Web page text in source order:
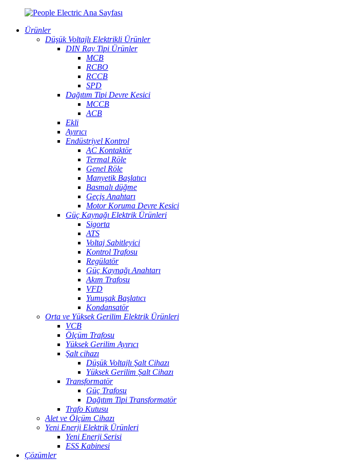
Ürünler
Düşük Voltajlı Elektrikli Ürünler
DIN Ray Tipi Ürünler
MCB
RCBO
RCCB
SPD
Dağıtım Tipi Devre Kesici
MCCB
ACB
Ekli
Ayırıcı
Endüstriyel Kontrol
AC Kontaktör
Termal Röle
Genel Röle
Manyetik Başlatıcı
Basmalı düğme
Geçiş Anahtarı
Motor Koruma Devre Kesici
Güç Kaynağı Elektrik Ürünleri
Sigorta
ATS
Voltaj Sabitleyici
Kontrol Trafosu
Regülatör
Güç Kaynağı Anahtarı
Akım Trafosu
VFD
Yumuşak Başlatıcı
Kondansatör
Orta ve Yüksek Gerilim Elektrik Ürünleri
VCB
Ölçüm Trafosu
Yüksek Gerilim Ayırıcı
Şalt cihazı
Düşük Voltajlı Şalt Cihazı
Yüksek Gerilim Şalt Cihazı
Transformatör
Güç Trafosu
Dağıtım Tipi Transformatör
Trafo Kutusu
Alet ve Ölçüm Cihazı
Yeni Enerji Elektrik Ürünleri
Yeni Enerji Serisi
ESS Kabinesi
Çözümler